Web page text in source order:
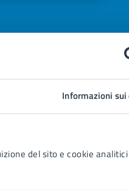
Informazioni sui
del sito e cookie